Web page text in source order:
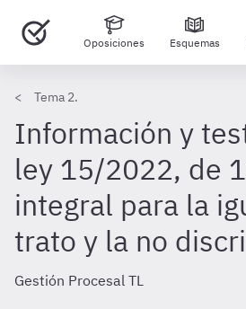
Oposiciones Esquemas
Tema 2.
Información y
ley 15/2022, de
integral para la
trato y la no
Gestión Procesal TL